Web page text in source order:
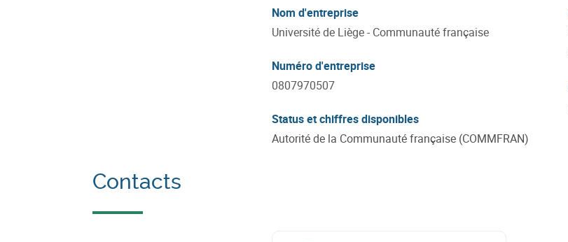
Nom d'entreprise
Université de Liège - Communauté française
Numéro d'entreprise
0807970507
Status et chiffres disponibles
Autorité de la Communauté française (COMMFRAN)
Contacts